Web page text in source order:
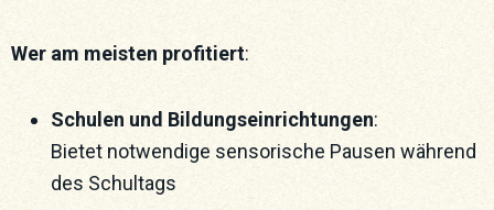
Wer am meisten profitiert:
Schulen und Bildungseinrichtungen:
Bietet notwendige sensorische Pausen während
des Schultags